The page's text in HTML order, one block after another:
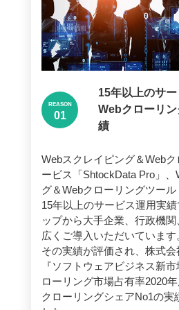
REASON
15年以上のサ
Webクローリ
績
Webスクレイピング＆Web
ービス「ShtockData Pro」
グ＆Webクローリングツー
15年以上のサービス運用実
ップから大手企業、行政機
広くご導入いただいています
その実績が評価され、株式
『ソフトウェアビジネス新
ローリング市場占有率2020
クローリングシェアNo1の実